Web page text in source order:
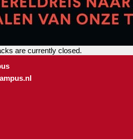
are currently closed.